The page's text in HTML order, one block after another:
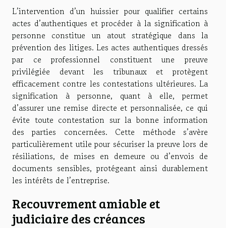
L’intervention d’un huissier pour qualifier certains
actes d’authentiques et procéder à la signification à
personne constitue un atout stratégique dans la
prévention des litiges. Les actes authentiques dressés
par ce professionnel constituent une preuve
privilégiée devant les tribunaux et protègent
efficacement contre les contestations ultérieures. La
signification à personne, quant à elle, permet
d’assurer une remise directe et personnalisée, ce qui
évite toute contestation sur la bonne information
des parties concernées. Cette méthode s’avère
particulièrement utile pour sécuriser la preuve lors de
résiliations, de mises en demeure ou d’envois de
documents sensibles, protégeant ainsi durablement
les intérêts de l’entreprise.
Recouvrement amiable et
judiciaire des créances